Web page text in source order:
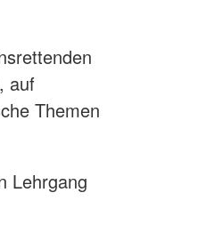
auf
Themen
Lehrgang